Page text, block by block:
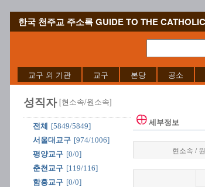
한국 천주교 주소록 GUIDE TO THE
교구 외 기관 교구 본당 공소
성직자 [현소속/원소속]
전체
[5849/5849]
서울대교구 [974/1006]
평양교구 [0/0]
춘천교구 [119/116]
함흥교구 [0/0]
세부정보
현소속 /